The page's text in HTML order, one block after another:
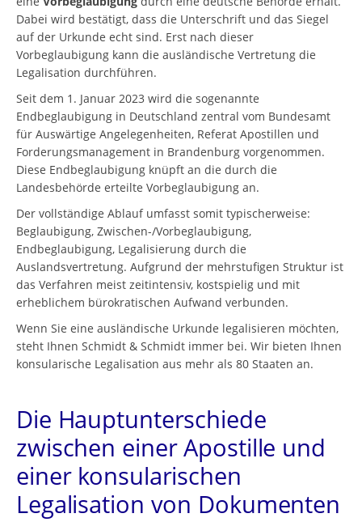
Dabei wird bestätigt, dass die Unterschrift und das Siegel
auf der Urkunde echt sind. Erst nach dieser
Vorbeglaubigung kann die ausländische Vertretung die
Legalisation durchführen.
Seit dem 1. Januar 2023 wird die sogenannte
Endbeglaubigung in Deutschland zentral vom Bundesamt
für Auswärtige Angelegenheiten, Referat Apostillen und
Forderungsmanagement in Brandenburg vorgenommen.
Diese Endbeglaubigung knüpft an die durch die
Landesbehörde erteilte Vorbeglaubigung an.
Der vollständige Ablauf umfasst somit typischerweise:
Beglaubigung, Zwischen-/Vorbeglaubigung,
Endbeglaubigung, Legalisierung durch die
Auslandsvertretung. Aufgrund der mehrstufigen Struktur ist
das Verfahren meist zeitintensiv, kostspielig und mit
erheblichem bürokratischen Aufwand verbunden.
Wenn Sie eine ausländische Urkunde legalisieren möchten,
steht Ihnen Schmidt & Schmidt immer bei. Wir bieten Ihnen
konsularische Legalisation aus mehr als 80 Staaten an.
Die Hauptunterschiede
zwischen einer Apostille und
einer konsularischen
Legalisation von Dokumenten